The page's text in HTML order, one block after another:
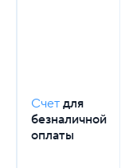
Счет для
безналичной
оплаты